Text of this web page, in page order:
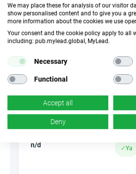
Perangkat
Perangkat seluler
Desktop
Jenis lalu lintas
Tanpa Insentif
EPC
n/d
✓Ya
We may place these for analysis of our visitor
show personalised content and to give you a
more information about the cookies we use
Your consent and the cookie policy apply to all
including: pub.mylead.global, MyLead.
Necessary
Functional
Accept all
Deny